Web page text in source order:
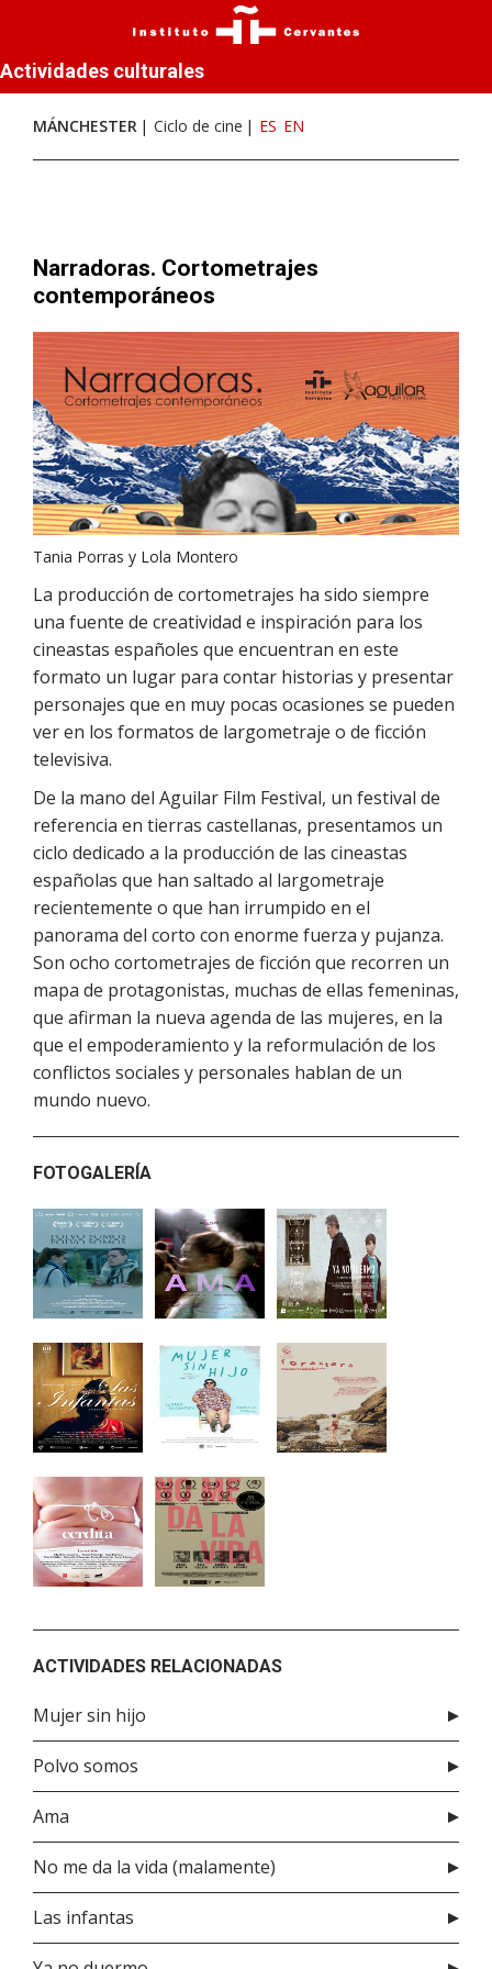
Actividades culturales
MÁNCHESTER Ciclo de cine ES EN
Narradoras. Cortometrajes
contemporáneos
Tania Porras y Lola Montero
La producción de cortometrajes ha sido siempre
una fuente de creatividad e inspiración para los
cineastas españoles que encuentran en este
formato un lugar para contar historias y presentar
personajes que en muy pocas ocasiones se pueden
ver en los formatos de largometraje o de ficción
televisiva.
De la mano del Aguilar Film Festival, un festival de
referencia en tierras castellanas, presentamos un
ciclo dedicado a la producción de las cineastas
españolas que han saltado al largometraje
recientemente o que han irrumpido en el
panorama del corto con enorme fuerza y pujanza.
Son ocho cortometrajes de ficción que recorren un
mapa de protagonistas, muchas de ellas femeninas,
que afirman la nueva agenda de las mujeres, en la
que el empoderamiento y la reformulación de los
conflictos sociales y personales hablan de un
mundo nuevo.
FOTOGALERÍA
ACTIVIDADES RELACIONADAS
Mujer sin hijo
Polvo somos
Ama
No me da la vida (malamente)
Las infantas